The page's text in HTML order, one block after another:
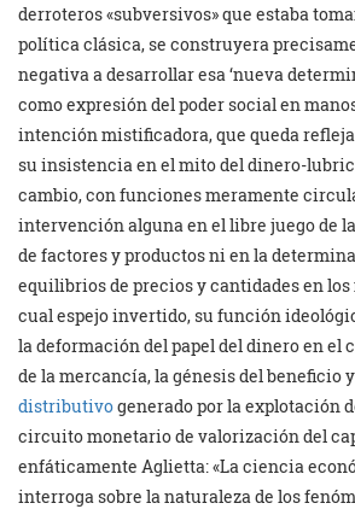
derroteros «subversivos» que estaba
política clásica, se construyera
negativa a desarrollar esa ‘nueva
como expresión del poder social en
intención mistificadora, que queda
su insistencia en el mito del dinero-
cambio, con funciones meramente
intervención alguna en el libre juego de
de factores y productos ni en la
equilibrios de precios y cantidades en los
cual espejo invertido, su función
la deformación del papel del dinero en el
de la mercancía, la génesis del beneficio
distributivogenerado por la explotación
circuito monetario de valorización del
enfáticamente Aglietta: «La ciencia
interroga sobre la naturaleza de los